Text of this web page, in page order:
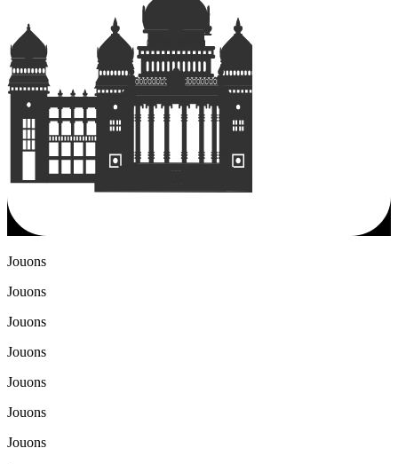
Jouons
Jouons
Jouons
Jouons
Jouons
Jouons
Jouons